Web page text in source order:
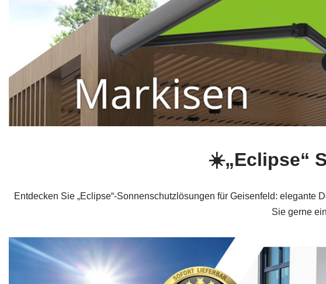
☀️„Eclipse“
Entdecken Sie „Eclipse“-Sonnenschutzlösungen für Geisenfeld:
Sie gerne